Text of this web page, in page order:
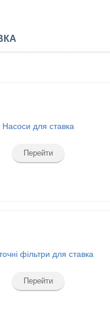
Насоси для ставка
Перейти
фільтри для ставка
Перейти